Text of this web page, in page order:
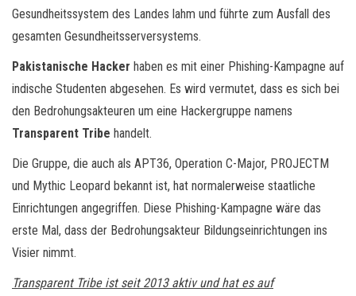
Gesundheitssystem des Landes lahm und führte zum Ausfall des
gesamten Gesundheitsserversystems.
Pakistanische Hacker haben es mit einer Phishing-Kampagne auf
indische Studenten abgesehen. Es wird vermutet, dass es sich bei
den Bedrohungsakteuren um eine Hackergruppe namens
Transparent Tribe handelt.
Die Gruppe, die auch als APT36, Operation C-Major, PROJECTM
und Mythic Leopard bekannt ist, hat normalerweise staatliche
Einrichtungen angegriffen. Diese Phishing-Kampagne wäre das
erste Mal, dass der Bedrohungsakteur Bildungseinrichtungen ins
Visier nimmt.
Transparent Tribe ist seit 2013 aktiv und hat es auf